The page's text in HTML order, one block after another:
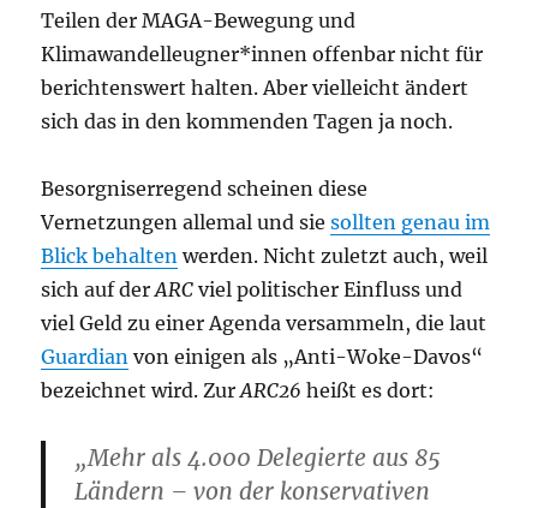
Teilen der MAGA-Bewegung und
Klimawandelleugner*innen offenbar nicht für
berichtenswert halten. Aber vielleicht ändert
sich das in den kommenden Tagen ja noch.
Besorgniserregend scheinen diese
Vernetzungen allemal und siesollten genau im
Blick behalten werden. Nicht zuletzt auch, weil
sich auf derARC viel politischer Einfluss und
viel Geld zu einer Agenda versammeln, die laut
Guardian von einigen als „Anti-Woke-Davos“
bezeichnet wird. ZurARC26heißt es dort:
„Mehr als 4.000 Delegierte aus 85
Ländern – von der konservativen